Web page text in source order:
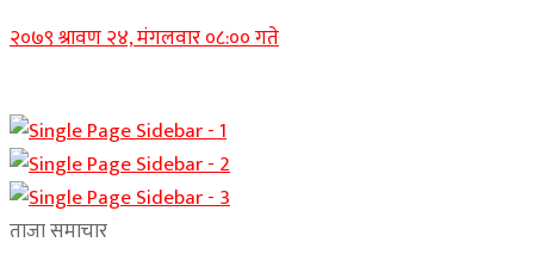
२०७९ श्रावण २४, मंगलवार ०८:०० गते
ताजा समाचार